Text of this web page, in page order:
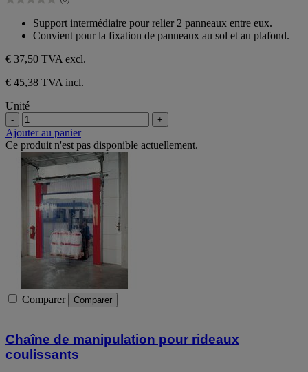
étoiles.
0.0
étoiles.
Support intermédiaire pour relier 2 panneaux entre eux.
Convient pour la fixation de panneaux au sol et au plafond.
€ 37,50 TVA excl.
€ 45,38 TVA incl.
Unité
- +
Ajouter au panier
Ce produit n'est pas disponible actuellement.
Comparer Comparer
Chaîne de manipulation pour rideaux
coulissants